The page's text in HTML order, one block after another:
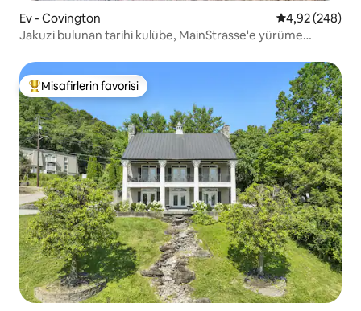
Ev - Covington 5 üzerinden
4,92 (248)
Jakuzi bulunan tarihi kulübe, MainStrasse'e yürüme
Misafirlerin favorilerinden en beğenilenler arasında
Misafirlerin favorisi